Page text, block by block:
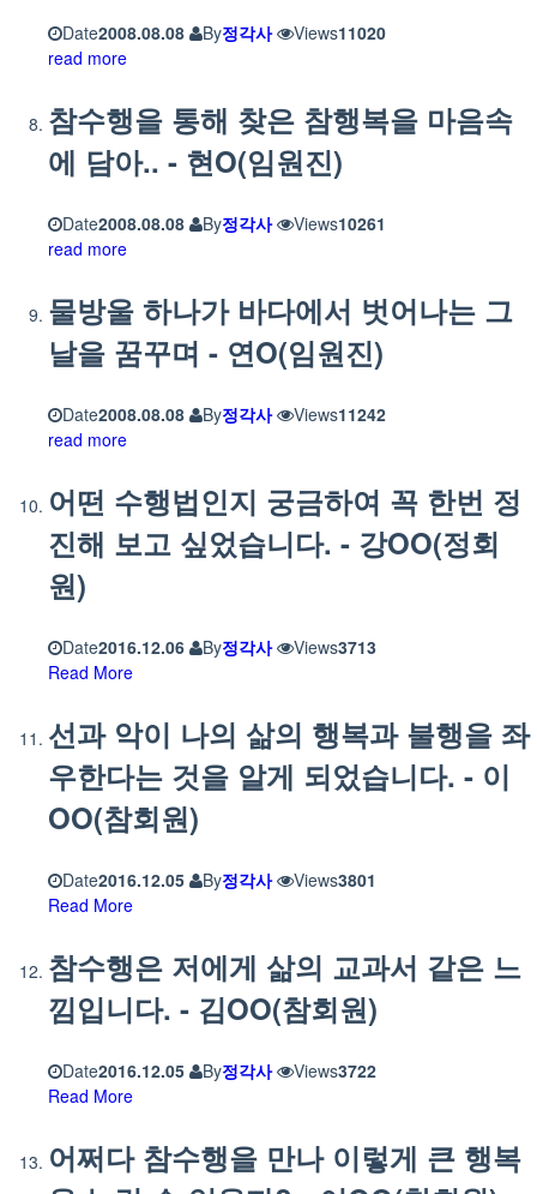
Date2008.08.08 By정각사 Views11020
read more
참수행을 통해 찾은 참행복을 마음속
에 담아.. - 현O(임원진)
Date2008.08.08 By정각사 Views10261
read more
물방울 하나가 바다에서 벗어나는 그
날을 꿈꾸며 - 연O(임원진)
Date2008.08.08 By정각사 Views11242
read more
어떤 수행법인지 궁금하여 꼭 한번 정
진해 보고 싶었습니다. - 강OO(정회
원)
Date2016.12.06 By정각사 Views3713
Read More
선과 악이 나의 삶의 행복과 불행을 좌
우한다는 것을 알게 되었습니다. - 이
OO(참회원)
Date2016.12.05 By정각사 Views3801
Read More
참수행은 저에게 삶의 교과서 같은 느
낌입니다. - 김OO(참회원)
Date2016.12.05 By정각사 Views3722
Read More
어쩌다 참수행을 만나 이렇게 큰 행복